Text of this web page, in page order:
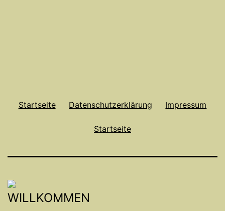
Startseite Datenschutzerklärung Impressum
Startseite